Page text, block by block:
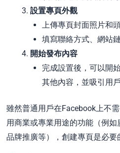
設置專頁外觀
上傳專頁封面照片和頭
填寫聯絡方式、網站
開始發布內容
完成設置後，可以開
其他內容，並吸引用戶
雖然普通用戶在Facebook上不
用商業或專業用途的功能（例如
品牌推廣等），創建專頁是必要